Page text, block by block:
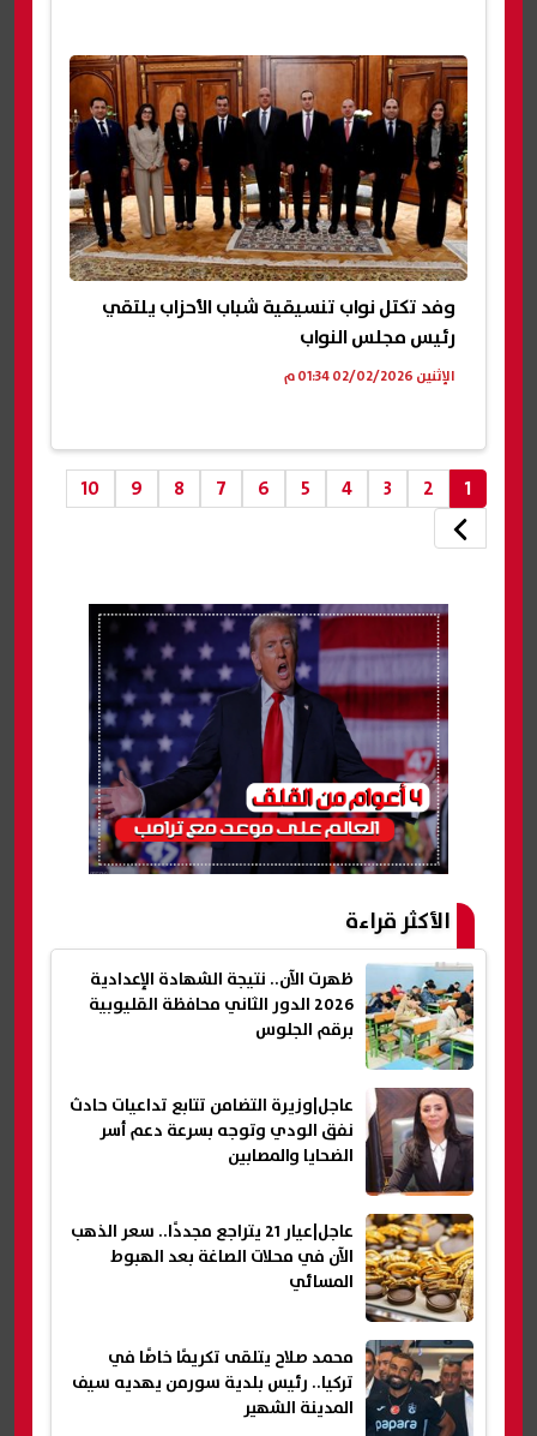
وفد تكتل نواب تنسيقية شباب الأحزاب يلتقي
رئيس مجلس النواب
الإثنين 02/02/2026 01:34 م
1
2
3
4
5
6
7
8
9
10
الأكثر قراءة
ظهرت الآن.. نتيجة الشهادة الإعدادية
2026 الدور الثاني محافظة القليوبية
برقم الجلوس
عاجل|وزيرة التضامن تتابع تداعيات حادث
نفق الودي وتوجه بسرعة دعم أسر
الضحايا والمصابين
عاجل|عيار 21 يتراجع مجددًا.. سعر الذهب
الآن في محلات الصاغة بعد الهبوط
المسائي
محمد صلاح يتلقى تكريمًا خاصًا في
تركيا.. رئيس بلدية سورمن يهديه سيف
المدينة الشهير